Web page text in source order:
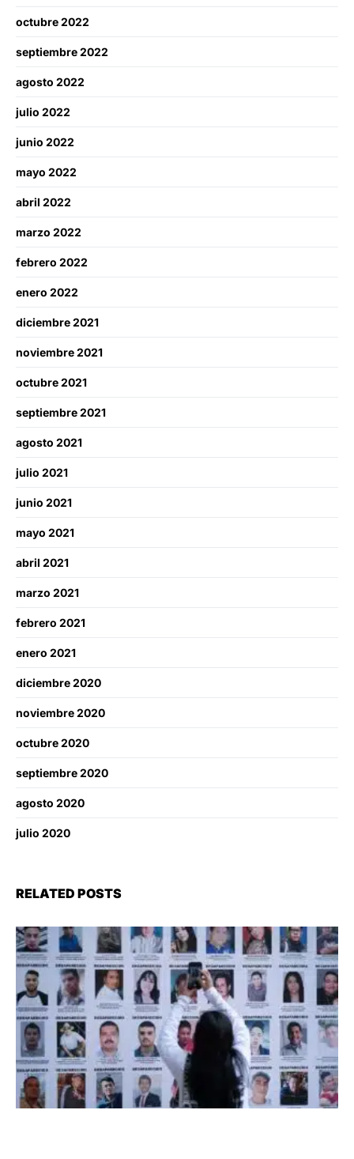
octubre 2022
septiembre 2022
agosto 2022
julio 2022
junio 2022
mayo 2022
abril 2022
marzo 2022
febrero 2022
enero 2022
diciembre 2021
noviembre 2021
octubre 2021
septiembre 2021
agosto 2021
julio 2021
junio 2021
mayo 2021
abril 2021
marzo 2021
febrero 2021
enero 2021
diciembre 2020
noviembre 2020
octubre 2020
septiembre 2020
agosto 2020
julio 2020
RELATED POSTS